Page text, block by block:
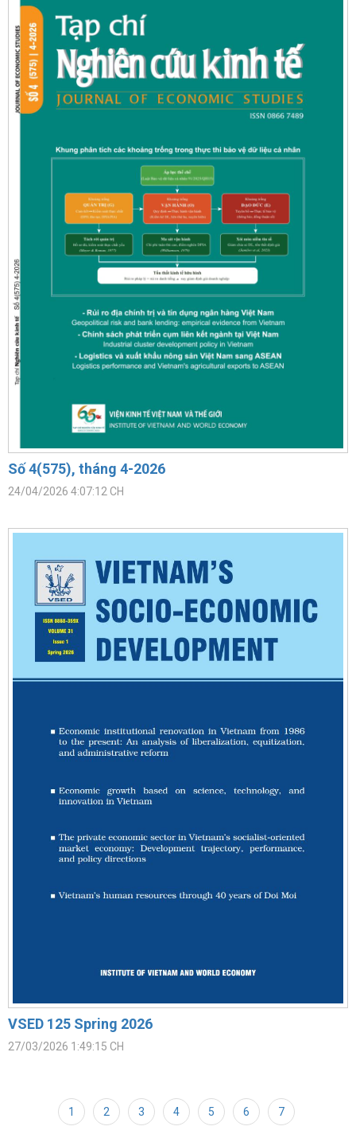
Số 4(575), tháng 4-2026
24/04/2026 4:07:12 CH
VSED 125 Spring 2026
27/03/2026 1:49:15 CH
1 2 3 4 5 6 7